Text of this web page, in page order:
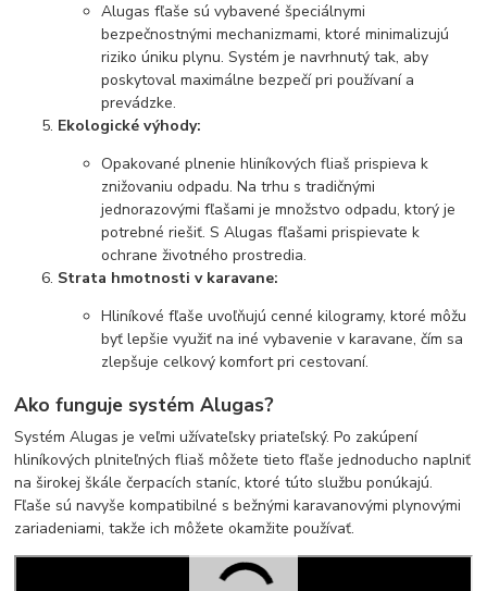
Alugas fľaše sú vybavené špeciálnymi
bezpečnostnými mechanizmami, ktoré minimalizujú
riziko úniku plynu. Systém je navrhnutý tak, aby
poskytoval maximálne bezpečí pri používaní a
prevádzke.
Ekologické výhody:
Opakované plnenie hliníkových fliaš prispieva k
znižovaniu odpadu. Na trhu s tradičnými
jednorazovými fľašami je množstvo odpadu, ktorý je
potrebné riešiť. S Alugas fľašami prispievate k
ochrane životného prostredia.
Strata hmotnosti v karavane:
Hliníkové fľaše uvoľňujú cenné kilogramy, ktoré môžu
byť lepšie využiť na iné vybavenie v karavane, čím sa
zlepšuje celkový komfort pri cestovaní.
Ako funguje systém Alugas?
Systém Alugas je veľmi užívateľsky priateľský. Po zakúpení
hliníkových plniteľných fliaš môžete tieto fľaše jednoducho naplniť
na širokej škále čerpacích staníc, ktoré túto službu ponúkajú.
Fľaše sú navyše kompatibilné s bežnými karavanovými plynovými
zariadeniami, takže ich môžete okamžite používať.